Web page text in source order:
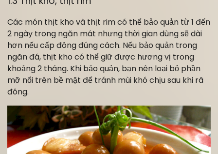
Các món thịt kho và thịt rim có thể bảo quản từ 1 đến
2 ngày trong ngăn mát nhưng thời gian dùng sẽ dài
hơn nếu cấp đông đúng cách. Nếu bảo quản trong
ngăn đá, thịt kho có thể giữ được hương vị trong
khoảng 2 tháng. Khi bảo quản, bạn nên loại bỏ phần
mỡ nổi trên bề mặt để tránh mùi khó chịu sau khi rã
đông.